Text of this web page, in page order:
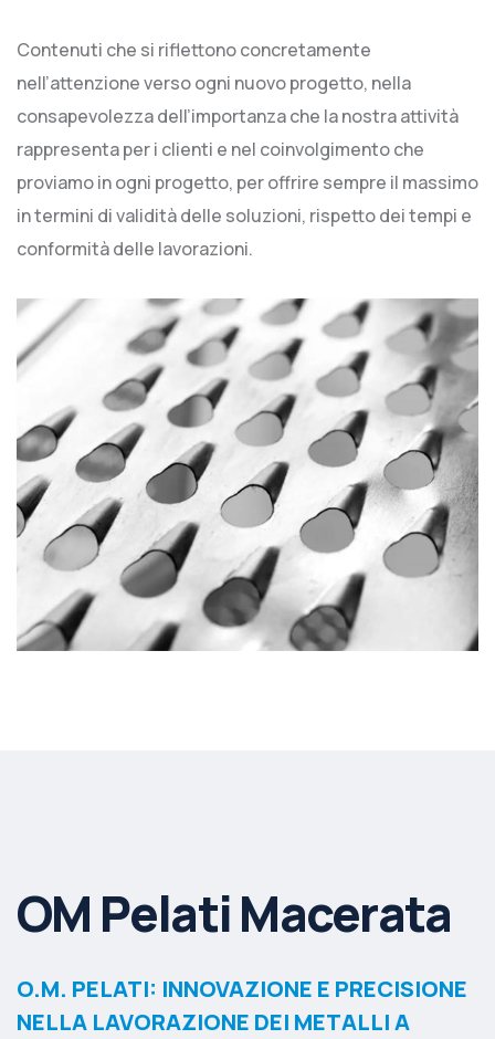
Contenuti che si riflettono concretamente
nell’attenzione verso ogni nuovo progetto, nella
consapevolezza dell’importanza che la nostra attività
rappresenta per i clienti e nel coinvolgimento che
proviamo in ogni progetto, per offrire sempre il massimo
in termini di validità delle soluzioni, rispetto dei tempi e
conformità delle lavorazioni.
OM Pelati Macerata
O.M. PELATI: INNOVAZIONE E PRECISIONE
NELLA LAVORAZIONE DEI METALLI A